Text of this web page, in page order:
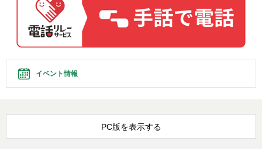
イベント情報
PC版を表示する